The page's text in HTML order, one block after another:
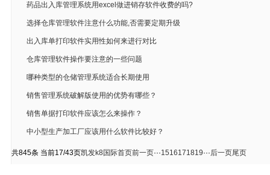
药品出入库管理系统用excel做进销存软件收费的吗?
选择仓库管理软件注意什么功能,否需要定期升级
出入库单打印软件实用性如何来进行对比
仓库管理软件操作要注意的一些问题
哪种类型的仓储管理系统适合长期使用
销售管理系统破解版使用的优势有哪些？
销售单据打印软件应该怎么来操作？
中小型生产加工厂应该用什么软件比较好？
共845条 当前17/43页凯发k8国际首页前一页···1516171819···后一页尾页